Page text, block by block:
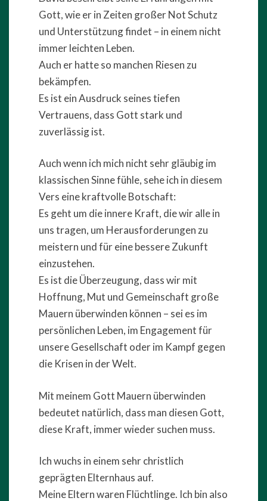
Gott, wie er in Zeiten großer Not Schutz
und Unterstützung findet – in einem nicht
immer leichten Leben.
Auch er hatte so manchen Riesen zu
bekämpfen.
Es ist ein Ausdruck seines tiefen
Vertrauens, dass Gott stark und
zuverlässig ist.
Auch wenn ich mich nicht sehr gläubig im
klassischen Sinne fühle, sehe ich in diesem
Vers eine kraftvolle Botschaft:
Es geht um die innere Kraft, die wir alle in
uns tragen, um Herausforderungen zu
meistern und für eine bessere Zukunft
einzustehen.
Es ist die Überzeugung, dass wir mit
Hoffnung, Mut und Gemeinschaft große
Mauern überwinden können – sei es im
persönlichen Leben, im Engagement für
unsere Gesellschaft oder im Kampf gegen
die Krisen in der Welt.
Mit meinem Gott Mauern überwinden
bedeutet natürlich, dass man diesen Gott,
diese Kraft, immer wieder suchen muss.
Ich wuchs in einem sehr christlich
geprägten Elternhaus auf.
Meine Eltern waren Flüchtlinge. Ich bin also